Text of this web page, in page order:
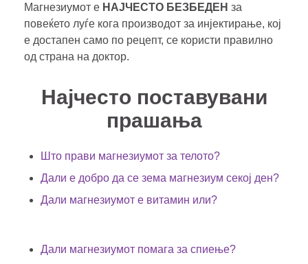
Магнезиумот е НАЈЧЕСТО БЕЗБЕДЕН за
повеќето луѓе кога производот за инјектирање, кој
е достапен само по рецепт, се користи правилно
од страна на доктор.
Најчесто поставувани
прашања
Што прави магнезиумот за телото?
Дали е добро да се зема магнезиум секој ден?
Дали магнезиумот е витамин или?
Дали магнезиумот помага за спиење?